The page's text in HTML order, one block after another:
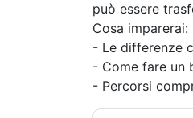
può essere
Cosa imparerai:
- Le differenze
- Come fare un
- Percorsi